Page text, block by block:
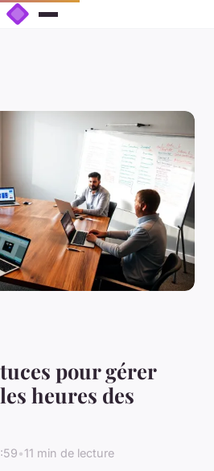
pour gérer
heures des
•11 min de lecture